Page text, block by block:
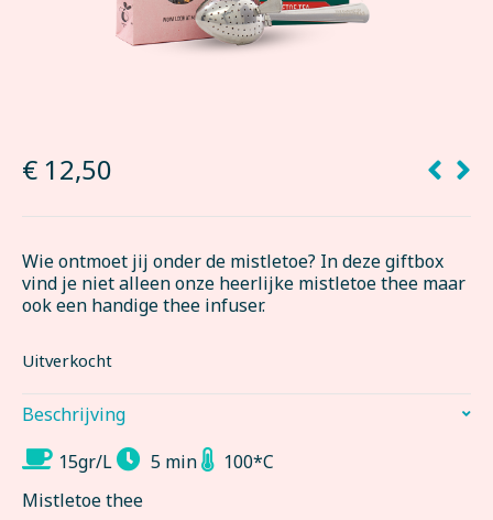
€ 12,50
Wie ontmoet jij onder de mistletoe? In deze giftbox
vind je niet alleen onze heerlijke mistletoe thee maar
ook een handige thee infuser.
Uitverkocht
Beschrijving
15gr/L
5 min
100*C
Mistletoe thee